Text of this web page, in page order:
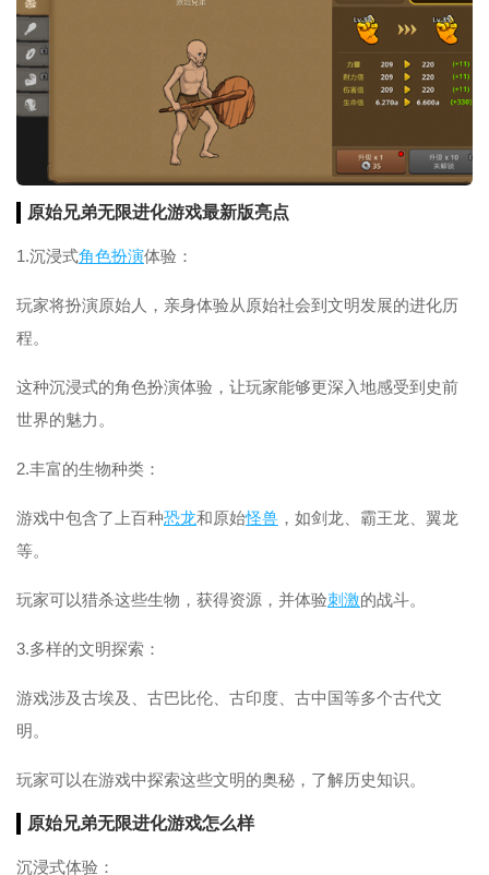
原始兄弟无限进化游戏最新版亮点
1.沉浸式角色扮演体验：
玩家将扮演原始人，亲身体验从原始社会到文明发展的进化历
程。
这种沉浸式的角色扮演体验，让玩家能够更深入地感受到史前
世界的魅力。
2.丰富的生物种类：
游戏中包含了上百种恐龙和原始怪兽 ，如剑龙、霸王龙、翼龙
等。
玩家可以猎杀这些生物，获得资源，并体验刺激的战斗。
3.多样的文明探索：
游戏涉及古埃及、古巴比伦、古印度、古中国等多个古代文
明。
玩家可以在游戏中探索这些文明的奥秘，了解历史知识。
原始兄弟无限进化游戏怎么样
沉浸式体验：